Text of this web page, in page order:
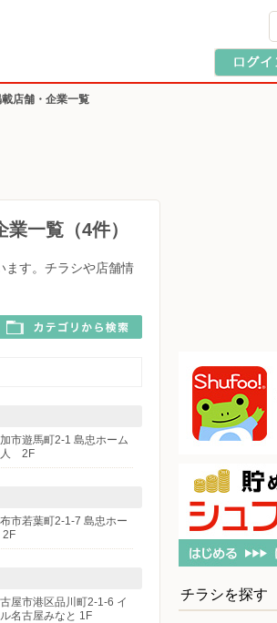
店舗・企業一覧
一覧（4件）
ます。チラシや店舗情
市遊馬町2-1 島忠ホーム
人 2F
市若葉町2-1-7 島忠ホー
2F
屋市港区品川町2-1-6 イ
名古屋みなと 1F
チラシを探す